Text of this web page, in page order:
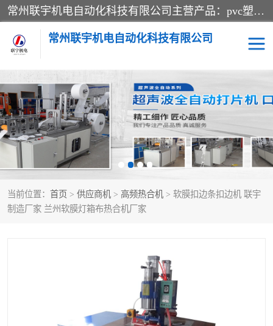
常州联宇机电自动化科技有限公司主营产品：pvc塑料焊机、高频热合机、软膜天花压边机、服装布料凹凸压花机、布料3d压印设备、服装植胶设备、超声波布料花边机、无纺布热合机、全自动压花机。
常州联宇机电自动化科技有限公司
当前位置： 首页 > 供应商机 > 高频热合机 > 软膜扣边条扣边机 联宇
制造厂家 兰州软膜灯箱布热合机厂家
压花定型机以及压花模具 超声波热合机
高频热合机 超声波花边机
超声波复合压花机 凹凸压花机压标机
3040凹凸压花机 双头服装凹凸压花机
自动超声波打片成型机
海绵产品成型机
其他超声波系列